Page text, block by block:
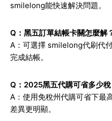
smilelong能快速解決問題。
Q：黑五訂單結帳卡關怎麼解
A：可選擇 smilelong代刷代
完成結帳。
Q：2025黑五代購可省多少稅
A：使用免稅州代購可省下最
差異更明顯。